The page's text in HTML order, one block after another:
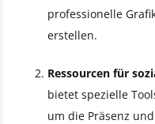
professionelle
erstellen.
Ressourcen für
bietet spezielle
um die Präsenz